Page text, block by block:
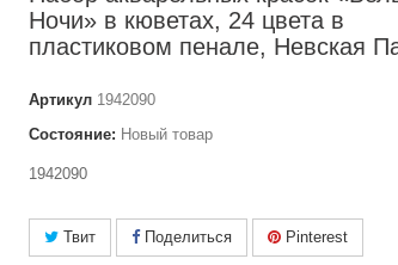
Ночи» в кюветах, 24 цвета в
пластиковом пенале, Невская
Артикул 1942090
Состояние: Новый товар
1942090
Твит Поделиться Pinterest